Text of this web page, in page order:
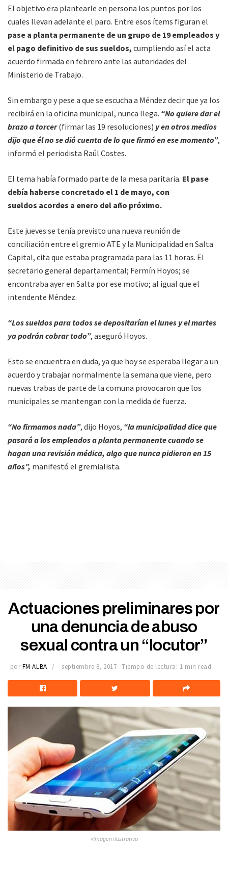
El objetivo era plantearle en persona los puntos por los
cuales llevan adelante el paro. Entre esos ítems figuran el
pase a planta permanente de un grupo de 19 empleados y
el pago definitivo de sus sueldos, cumpliendo así el acta
acuerdo firmada en febrero ante las autoridades del
Ministerio de Trabajo.
Sin embargo y pese a que se escucha a Méndez decir que ya los
recibirá en la oficina municipal, nunca llega. “No quiere dar el
brazo a torcer(firmar las 19 resoluciones) y en otros medios
dijo que él no se dió cuenta de lo que firmó en ese momento”,
informó el periodista Raúl Costes.
El tema había formado parte de la mesa paritaria. El pase
debía haberse concretado el 1 de mayo, con
sueldos acordes a enero del año próximo.
Este jueves se tenía previsto una nueva reunión de
conciliación entre el gremio ATE y la Municipalidad en Salta
Capital, cita que estaba programada para las 11 horas. El
secretario general departamental; Fermín Hoyos; se
encontraba ayer en Salta por ese motivo; al igual que el
intendente Méndez.
“Los sueldos para todos se depositarían el lunes y el martes
ya podrán cobrar todo”, aseguró Hoyos.
Esto se encuentra en duda, ya que hoy se esperaba llegar a un
acuerdo y trabajar normalmente la semana que viene, pero
nuevas trabas de parte de la comuna provocaron que los
municipales se mantengan con la medida de fuerza.
“No firmamos nada”, dijo Hoyos, “la municipalidad dice que
pasará a los empleados a planta permanente cuando se
hagan una revisión médica, algo que nunca pidieron en 15
años”, manifestó el gremialista.
Actuaciones preliminares por
una denuncia de abuso
sexual contra un “locutor”
por FM ALBA septiembre 8, 2017 Tiempo de lectura: 1 min read
»Imagen ilustrativa